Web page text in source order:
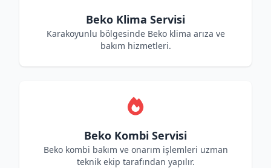
Beko Klima Servisi
Karakoyunlu bölgesinde Beko klima arıza ve
bakım hizmetleri.
Beko Kombi Servisi
Beko kombi bakım ve onarım işlemleri uzman
teknik ekip tarafından yapılır.